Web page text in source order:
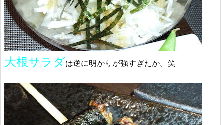
大根サラダは逆に明かりが強すぎたか。笑